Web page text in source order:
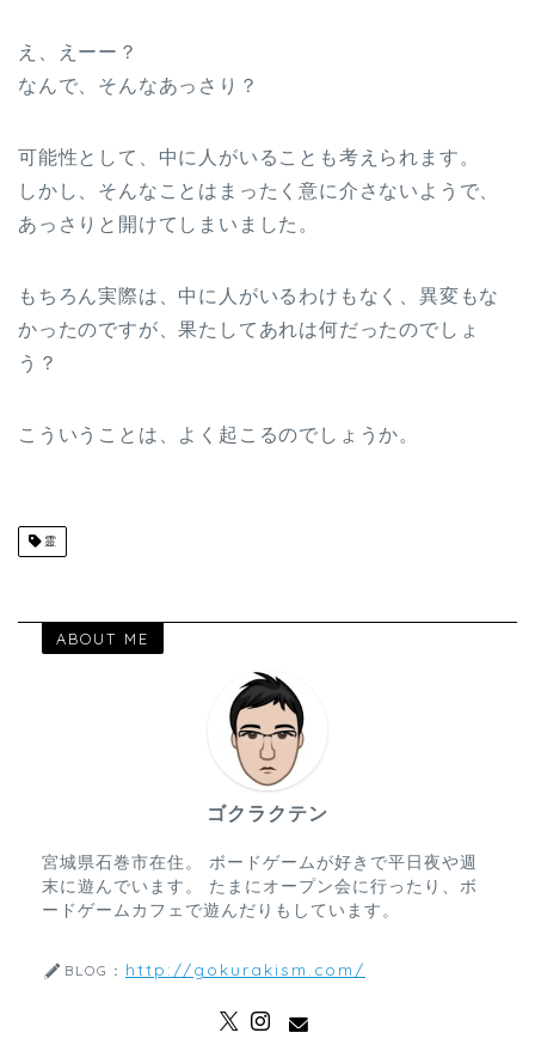
え、えーー？
なんで、そんなあっさり？
可能性として、中に人がいることも考えられます。
しかし、そんなことはまったく意に介さないようで、
あっさりと開けてしまいました。
もちろん実際は、中に人がいるわけもなく、異変もな
かったのですが、果たしてあれは何だったのでしょ
う？
こういうことは、よく起こるのでしょうか。
霊
ABOUT ME
ゴクラクテン
宮城県石巻市在住。 ボードゲームが好きで平日夜や週
末に遊んでいます。 たまにオープン会に行ったり、ボ
ードゲームカフェで遊んだりもしています。
BLOG： http://gokurakism.com/